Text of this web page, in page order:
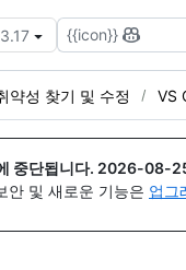
{{icon}}
약성 찾기 및 수정 VS
중단됩니다. 2026-08-
안 및 새로운 기능은 업그